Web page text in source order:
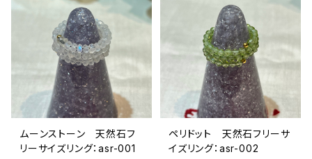
ムーンストーン 天然石フ
リーサイズリング：asr-001
ペリドット 天然石フリーサ
イズリング：asr-002